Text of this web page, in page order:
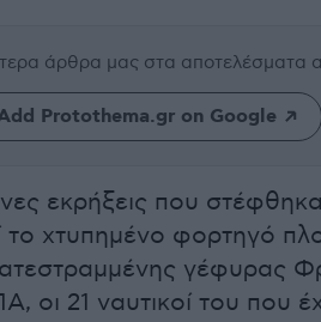
άρθρα μας στα αποτελέσματα
Protothema.gr on Google
εκρήξεις που
το χτυπημένο φορτηγό
γέφυρας
οι 21 ναυτικοί του που